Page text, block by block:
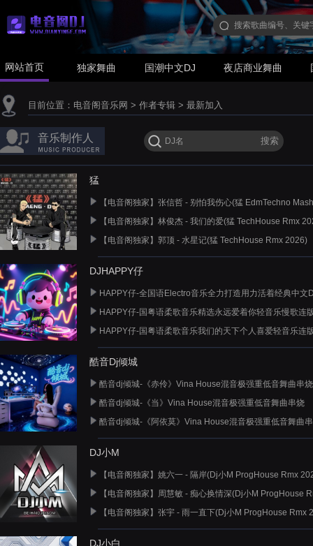
网站首页 独家舞曲 国潮中文DJ 夜店商业舞曲
目前位置： 电音阁音乐网 > 作者专辑 > 最新加入
音乐制作人
猛
【电音阁独家】张信哲 - 别怕我伤心(猛 EdmTechno
【电音阁独家】林俊杰 - 我们的爱(猛 TechHouse Rmx
【电音阁独家】郭顶 - 水星记(猛 TechHouse Rmx 2026)
DJHAPPY仔
HAPPY仔-全国语Electro音乐全力打造用力活着经典中文
HAPPY仔-国粤语柔歌音乐精选永远爱着你轻音乐慢歌连
HAPPY仔-国粤语柔歌音乐我们的天下个人喜爱轻音乐连
酷音Dj倾城
酷音dj倾城-《赤伶》Vina House混音极强重低音舞曲串烧
酷音dj倾城-《当》Vina House混音极强重低音舞曲串烧
酷音dj倾城-《阿依莫》Vina House混音极强重低音舞曲
DJ小M
【电音阁独家】姚六一 - 隔岸(Dj小M ProgHouse Rmx
【电音阁独家】周慧敏 - 痴心换情深(Dj小M ProgHouse
【电音阁独家】张宇 - 雨一直下(Dj小M ProgHouse Rmx
DJ小白